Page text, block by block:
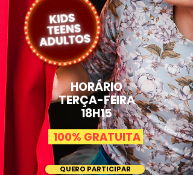
HORÁRIO
TERÇA-FEIRA
18H15
100% GRATUITA
QUERO PARTICIPAR